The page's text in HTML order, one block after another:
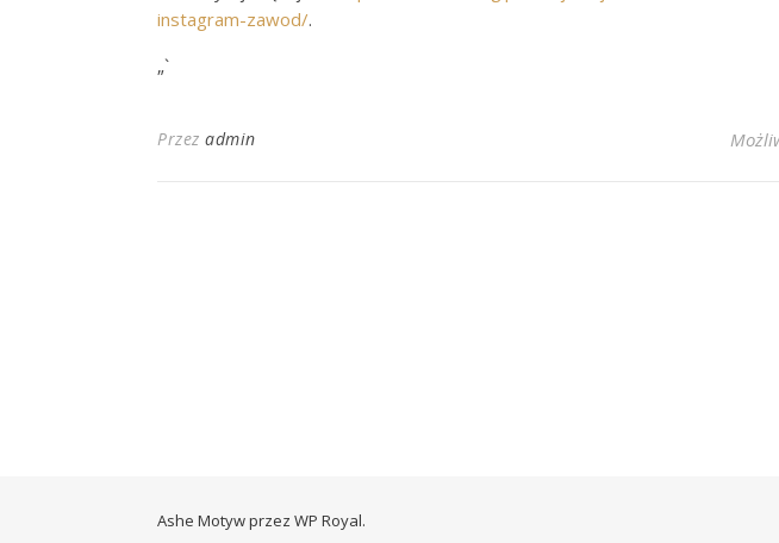
instagram-zawod/.
„`
Przez admin
Ashe Motyw przez WP Royal.